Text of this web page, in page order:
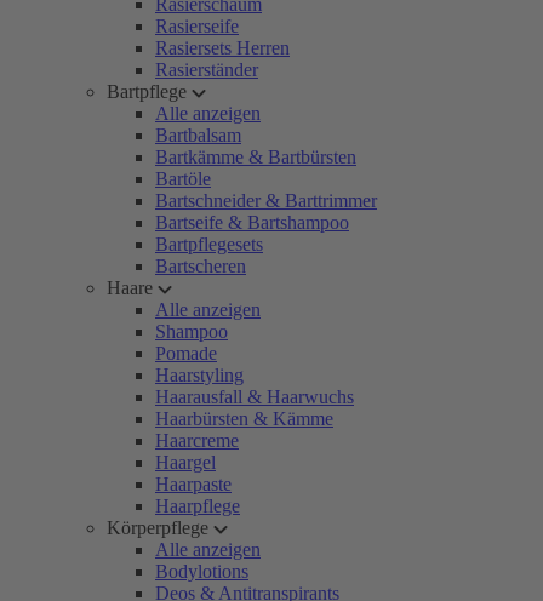
Rasierschaum
Rasierseife
Rasiersets Herren
Rasierständer
Bartpflege
Alle anzeigen
Bartbalsam
Bartkämme & Bartbürsten
Bartöle
Bartschneider & Barttrimmer
Bartseife & Bartshampoo
Bartpflegesets
Bartscheren
Haare
Alle anzeigen
Shampoo
Pomade
Haarstyling
Haarausfall & Haarwuchs
Haarbürsten & Kämme
Haarcreme
Haargel
Haarpaste
Haarpflege
Körperpflege
Alle anzeigen
Bodylotions
Deos & Antitranspirants